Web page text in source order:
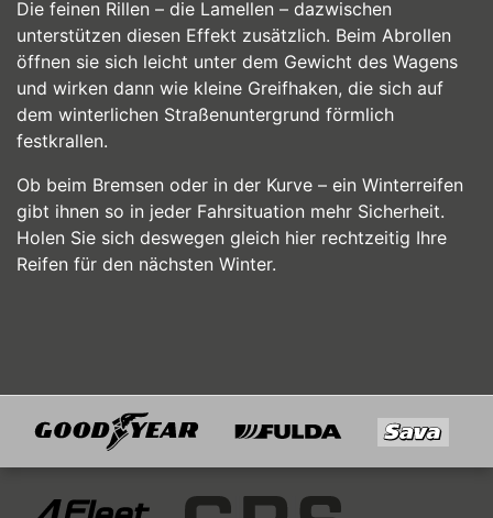
Die feinen Rillen – die Lamellen – dazwischen
unterstützen diesen Effekt zusätzlich. Beim Abrollen
öffnen sie sich leicht unter dem Gewicht des Wagens
und wirken dann wie kleine Greifhaken, die sich auf
dem winterlichen Straßenuntergrund förmlich
festkrallen.
Ob beim Bremsen oder in der Kurve – ein Winterreifen
gibt ihnen so in jeder Fahrsituation mehr Sicherheit.
Holen Sie sich deswegen gleich hier rechtzeitig Ihre
Reifen für den nächsten Winter.
Mitglied von
4Fleet Group GRS